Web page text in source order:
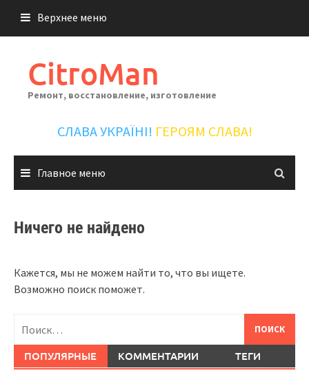
содержимому
Верхнее меню
CitroMan
Ремонт, восстановление, изготовление
СЛАВА УКРАЇНІ! ГЕРОЯМ СЛАВА!
Главное меню
Ничего не найдено
Кажется, мы не можем найти то, что вы ищете.
Возможно поиск поможет.
ПОПУЛЯРНЫЕ КОММЕНТАРИИ ТЕГИ